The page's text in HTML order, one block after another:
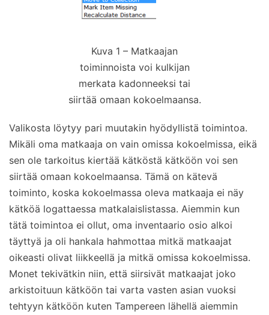
Kuva 1 – Matkaajan
toiminnoista voi kulkijan
merkata kadonneeksi tai
siirtää omaan kokoelmaansa.
Valikosta löytyy pari muutakin hyödyllistä toimintoa.
Mikäli oma matkaaja on vain omissa kokoelmissa, eikä
sen ole tarkoitus kiertää kätköstä kätköön voi sen
siirtää omaan kokoelmaansa. Tämä on kätevä
toiminto, koska kokoelmassa oleva matkaaja ei näy
kätköä logattaessa matkalaislistassa. Aiemmin kun
tätä toimintoa ei ollut, oma inventaario osio alkoi
täyttyä ja oli hankala hahmottaa mitkä matkaajat
oikeasti olivat liikkeellä ja mitkä omissa kokoelmissa.
Monet tekivätkin niin, että siirsivät matkaajat joko
arkistoituun kätköön tai varta vasten asian vuoksi
tehtyyn kätköön kuten Tampereen lähellä aiemmin